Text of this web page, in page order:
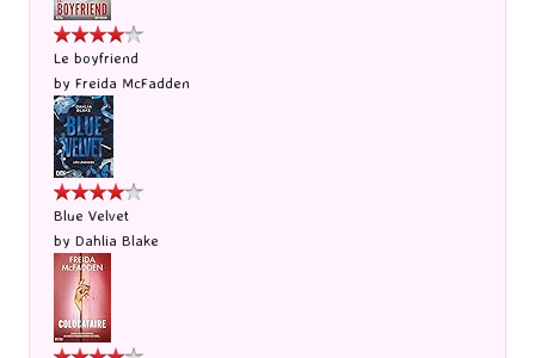
Le boyfriend
by Freida McFadden
Blue Velvet
by Dahlia Blake